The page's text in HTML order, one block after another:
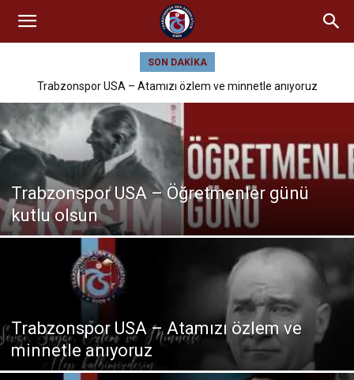
SON DAKIKA
Trabzonspor USA – Atamızı özlem ve minnetle anıyoruz
Trabzonspor USA – Öğretmenler günü
kutlu olsun
Trabzonspor USA – Atamızı özlem ve
minnetle anıyoruz